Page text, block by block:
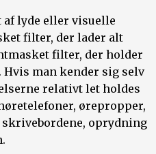
lyde eller visuelle
filter, der lader alt
filter, der holder
man kender sig selv
relativt let holdes
ørepropper,
oprydning